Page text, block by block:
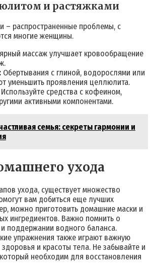
и растяжками
– распространенные проблемы, с
многие женщины.
массаж улучшает кровообращение
Обертывания с глиной, водорослями или
уменьшить проявления целлюлита.
Используйте средства с кофеином,
активными компонентами.
семья: секреты гармонии и
ухода
ухода, существует множество
вам добиться еще лучших
можно приготовить домашние маски и
ингредиентов. Важно помнить о
поддержании водного баланса.
упражнения также играют важную
и красоты тела. Не забывайте и
необходим для восстановления